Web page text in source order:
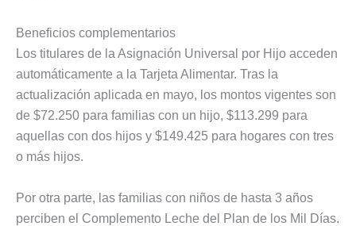
Beneficios complementarios
Los titulares de la Asignación Universal por Hijo acceden
automáticamente a la Tarjeta Alimentar. Tras la
actualización aplicada en mayo, los montos vigentes son
de $72.250 para familias con un hijo, $113.299 para
aquellas con dos hijos y $149.425 para hogares con tres
o más hijos.
Por otra parte, las familias con niños de hasta 3 años
perciben el Complemento Leche del Plan de los Mil Días.